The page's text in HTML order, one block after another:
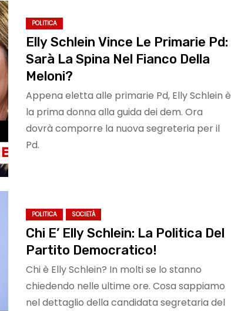
POLITICA
Elly Schlein Vince Le Primarie Pd:
Sarà La Spina Nel Fianco Della
Meloni?
Appena eletta alle primarie Pd, Elly Schlein è
la prima donna alla guida dei dem. Ora
dovrà comporre la nuova segreteria per il
Pd.
POLITICA SOCIETÀ
Chi E’ Elly Schlein: La Politica Del
Partito Democratico!
Chi è Elly Schlein? In molti se lo stanno
chiedendo nelle ultime ore. Cosa sappiamo
nel dettaglio della candidata segretaria del